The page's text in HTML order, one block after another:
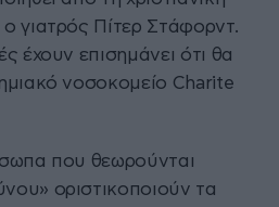
γιατρός Πίτερ Στάφορντ.
έχουν επισημάνει ότι θα
νοσοκομείο Charite
που θεωρούνται
οριστικοποιούν τα